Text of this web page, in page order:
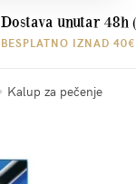
Dostava unutar 48h
BESPLATNO IZNAD 40€
Kalup za pečenje